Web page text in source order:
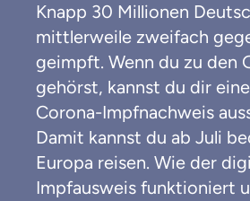
Knapp 30 Millionen
mittlerweile zweifach
geimpft. Wenn du zu den
gehörst, kannst du dir
Corona-Impfnachweis
Damit kannst du ab Juli
Europa reisen. Wie der
Impfausweis funktioniert